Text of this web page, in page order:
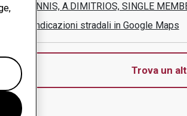
DELIGIANNIS, A.DIMITRIOS, SINGLE
Mostra indicazioni stradali in Google Maps
Trova un